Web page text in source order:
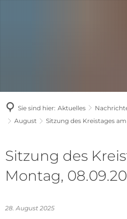
Sie sind hier: Aktuelles
August
Sitzung des Kreistages
Sitzung des
Montag,
28. August 2025